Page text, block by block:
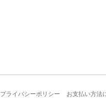
プライバシーポリシー お支払い方法